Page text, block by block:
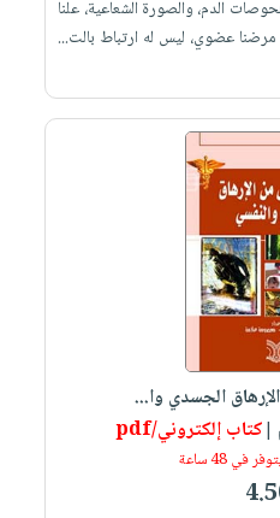
الدم، والصورة الشعاعية، علنا
مرضنا عضوي، ليس له ارتباط بالت...
الجسدي وا...
|كتاب إلكتروني/pdf
في 48 ساعة